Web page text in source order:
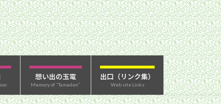
想い出の玉電
Memory of “Tamaden”
出口（リンク集）
Web site Links